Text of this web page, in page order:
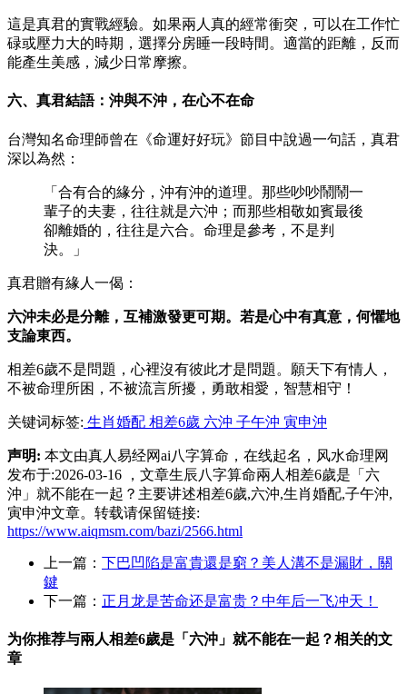
這是真君的實戰經驗。如果兩人真的經常衝突，可以在工作忙
碌或壓力大的時期，選擇分房睡一段時間。適當的距離，反而
能產生美感，減少日常摩擦。
六、真君結語：沖與不沖，在心不在命
台灣知名命理師曾在《命運好好玩》節目中說過一句話，真君
深以為然：
「合有合的緣分，沖有沖的道理。那些吵吵鬧鬧一
輩子的夫妻，往往就是六沖；而那些相敬如賓最後
卻離婚的，往往是六合。命理是參考，不是判
決。」
真君贈有緣人一偈：
六沖未必是分離，互補激發更可期。若是心中有真意，何懼地
支論東西。
相差6歲不是問題，心裡沒有彼此才是問題。願天下有情人，
不被命理所困，不被流言所擾，勇敢相愛，智慧相守！
关键词标签: 生肖婚配 相差6歲 六沖 子午沖 寅申沖
声明: 本文由真人易经网ai八字算命，在线起名，风水命理网
发布于:2026-03-16 ，文章生辰八字算命兩人相差6歲是「六
沖」就不能在一起？主要讲述相差6歲,六沖,生肖婚配,子午沖,
寅申沖文章。转载请保留链接:
https://www.aiqmsm.com/bazi/2566.html
上一篇： 下巴凹陷是富貴還是窮？美人溝不是漏財，關
鍵
下一篇： 正月龙是苦命还是富贵？中年后一飞冲天！
为你推荐与兩人相差6歲是「六沖」就不能在一起？相关的文
章